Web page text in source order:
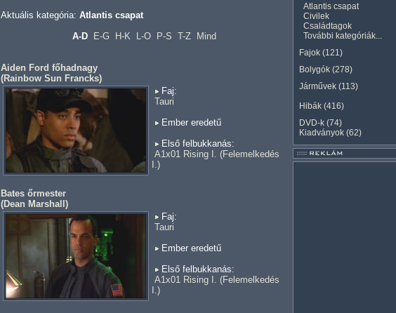
Aktuális kategória: Atlantis csapat
A-D
E-G H-K L-O P-S T-Z Mind
Aiden Ford főhadnagy
(Rainbow Sun Francks)
Faj:
Tauri
Ember eredetű
Első felbukkanás:
A1x01 Rising I. (Felemelkedés
I.)
Bates őrmester
(Dean Marshall )
Faj:
Tauri
Ember eredetű
Első felbukkanás:
A1x01 Rising I. (Felemelkedés
I.)
Atlantis csapat
Civilek
Családtagok
További kategóriák...
Fajok (121)
Bolygók (278)
Járművek (113)
Hibák (416)
DVD-k (74)
Kiadványok (62)